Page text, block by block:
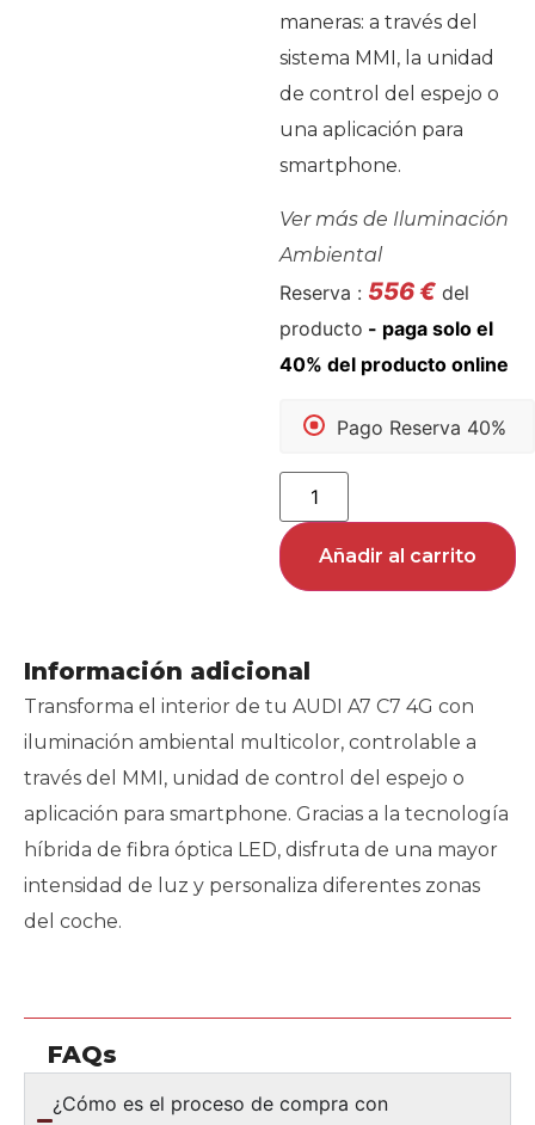
maneras: a través del
sistema MMI, la unidad
de control del espejo o
una aplicación para
smartphone.
Ver más de Iluminación
Ambiental
Reserva : 556€ del
producto
Pago Reserva 40%
Añadir al carrito
Información adicional
Transforma el interior de tu AUDI A7 C7 4G con
iluminación ambiental multicolor, controlable a
través del MMI, unidad de control del espejo o
aplicación para smartphone. Gracias a la tecnología
híbrida de fibra óptica LED, disfruta de una mayor
intensidad de luz y personaliza diferentes zonas
del coche.
FAQs
¿Cómo es el proceso de compra con